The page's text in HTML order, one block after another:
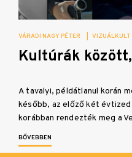
VÁRADI NAGY PÉTER VIZUÁLKULT
Kultúrák
A tavalyi, példátlanul korán
később, az előző két
korábban rendezték meg a
BŐVEBBEN